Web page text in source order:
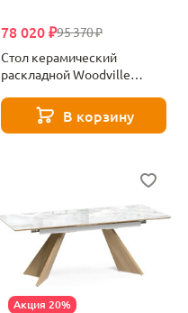
95 370 ₽
78 020 ₽
Стол керамический
раскладной Woodville
553534
В корзину
Акция 20%